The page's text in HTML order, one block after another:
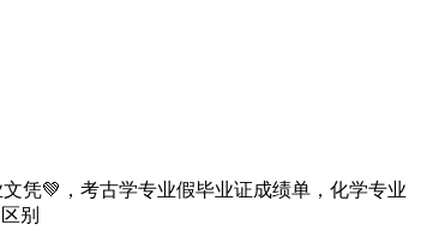
凭💚，考古学专业假毕业证成绩单，化学专业
别